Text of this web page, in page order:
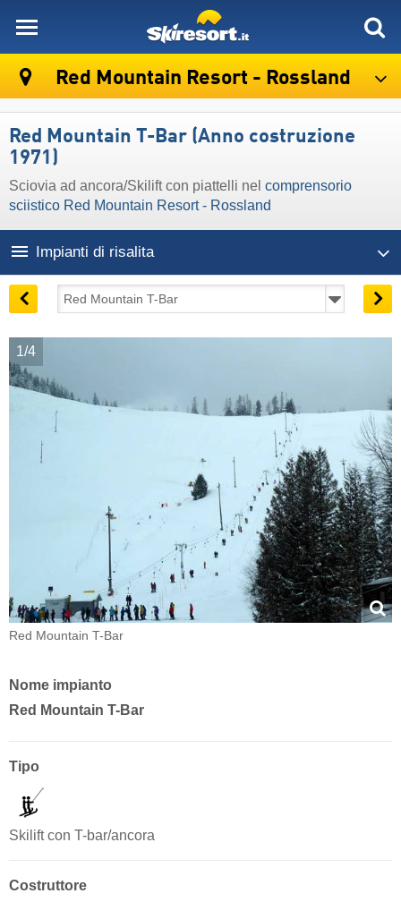
Red Mountain Resort - Rossland
Red Mountain T-Bar (Anno costruzione
1971)
Sciovia ad ancora/Skilift con piattelli nel comprensorio
sciistico Red Mountain Resort - Rossland
Impianti di risalita
1/4
Red Mountain T-Bar
Nome impianto
Red Mountain T-Bar
Tipo
Skilift con T-bar/ancora
Costruttore